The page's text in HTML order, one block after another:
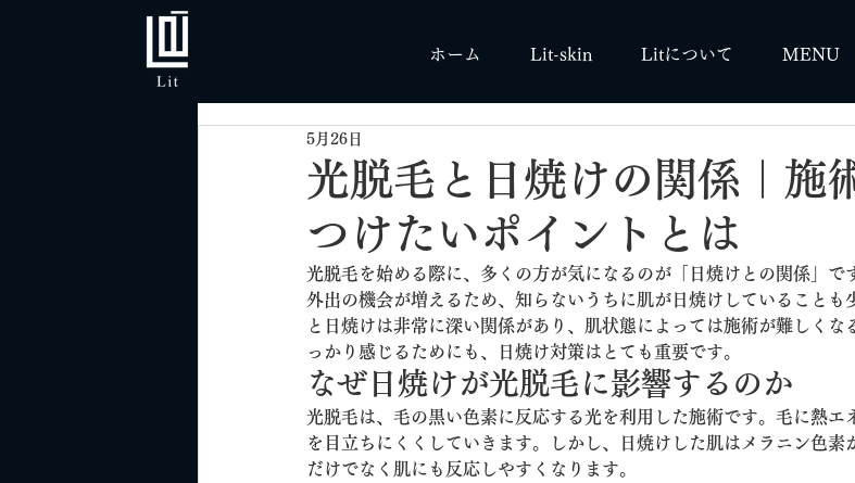
ホーム Lit-skin Litについて MENU
光脱毛と日焼けの関係｜施
つけたいポイントとは
5月26日
光脱毛を始める際に、多くの方が気になるのが「日焼けとの関係」で
外出の機会が増えるため、知らないうちに肌が日焼けしていることも
と日焼けは非常に深い関係があり、肌状態によっては施術が難しくな
っかり感じるためにも、日焼け対策はとても重要です。
なぜ日焼けが光脱毛に影響するのか
光脱毛は、毛の黒い色素に反応する光を利用した施術です。毛に熱エ
を目立ちにくくしていきます。しかし、日焼けした肌はメラニン色素
だけでなく肌にも反応しやすくなります。